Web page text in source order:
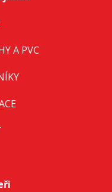
A PVC